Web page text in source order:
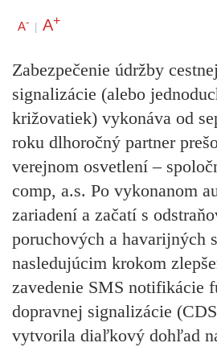
A- | A+
Zabezpečenie údržby
signalizácie (alebo
križovatiek) vykonáva od
roku dlhoročný partner
verejnom osvetlení –
comp, a.s. Po vykonanom
zariadení a začatí s
poruchových a havarijných
nasledujúcim krokom
zavedenie SMS notifikácie
dopravnej signalizácie
vytvorila diaľkový dohľad